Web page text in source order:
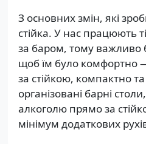
З основних змін, які
стійка. У нас працюють
за баром, тому важливо
щоб їм було комфортно
за стійкою, компактно
організовані барні
алкоголю прямо за
мінімум додаткових